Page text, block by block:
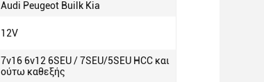
Audi Peugeot Builk Kia
12V
7v16 6v12 6SEU / 7SEU/5SEU HCC και
ούτω καθεξής